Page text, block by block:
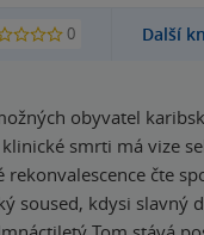
0 Další
obyvatel
smrti má vize
čte
soused, kdysi slavný